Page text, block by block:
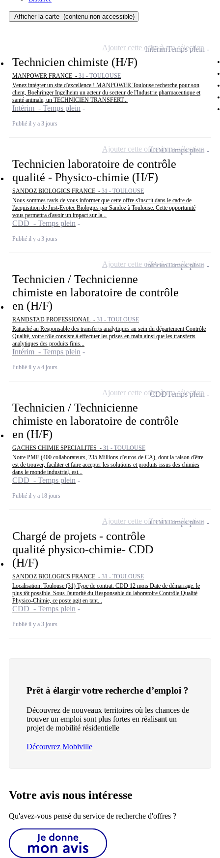
Afficher la carte (contenu non-accessible)
Technicien chimiste (H/F)
MANPOWER FRANCE - 31 - TOULOUSE
Venez intégrer un site d'excellence ! MANPOWER Toulouse recherche pour son
client, Boehringer Ingelheim un acteur du secteur de l'Industrie pharmaceutique et
santé animale, un TECHNICIEN TRANSFERT...
Intérim - Temps plein
Publié il y a 3 jours
IntérimTemps plein
Ajouter cette offre à ma sélection
Technicien laboratoire de contrôle
qualité - Physico-chimie (H/F)
SANDOZ BIOLOGICS FRANCE - 31 - TOULOUSE
Nous sommes ravis de vous informer que cette offre s'inscrit dans le cadre de
l'acquisition de Just-Evotec Biologics par Sandoz à Toulouse. Cette opportunité
vous permettra d'avoir un impact sur la...
CDD - Temps plein
Publié il y a 3 jours
CDDTemps plein
Ajouter cette offre à ma sélection
Technicien / Technicienne
chimiste en laboratoire de contrôle
en (H/F)
RANDSTAD PROFESSIONAL - 31 - TOULOUSE
Rattaché au Responsable des transferts analytiques au sein du département Contrôle
Qualité, votre rôle consiste à effectuer les prises en main ainsi que les transferts
analytiques des produits finis...
Intérim - Temps plein
Publié il y a 4 jours
IntérimTemps plein
Ajouter cette offre à ma sélection
Technicien / Technicienne
chimiste en laboratoire de contrôle
en (H/F)
GACHES CHIMIE SPECIALITES - 31 - TOULOUSE
Notre PME (400 collaborateurs, 235 Millions d'euros de CA), dont la raison d'être
est de trouver, faciliter et faire accepter les solutions et produits issus des chimies
dans le monde industriel, est...
CDD - Temps plein
Publié il y a 18 jours
CDDTemps plein
Ajouter cette offre à ma sélection
Chargé de projets - contrôle
qualité physico-chimie- CDD
(H/F)
SANDOZ BIOLOGICS FRANCE - 31 - TOULOUSE
Localisation: Toulouse (31) Type de contrat: CDD 12 mois Date de démarrage: le
plus tôt possible. Sous l'autorité du Responsable du laboratoire Contrôle Qualité
Physico-Chimie, ce poste agit en tant...
CDD - Temps plein
Publié il y a 3 jours
CDDTemps plein
Ajouter cette offre à ma sélection
Prêt à élargir votre recherche d’emploi ?
Découvrez de nouveaux territoires où les chances de
trouver un emploi sont plus fortes en réalisant un
projet de mobilité résidentielle
Découvrez Mobiville
Votre avis nous intéresse
Qu'avez-vous pensé du service de recherche d'offres ?